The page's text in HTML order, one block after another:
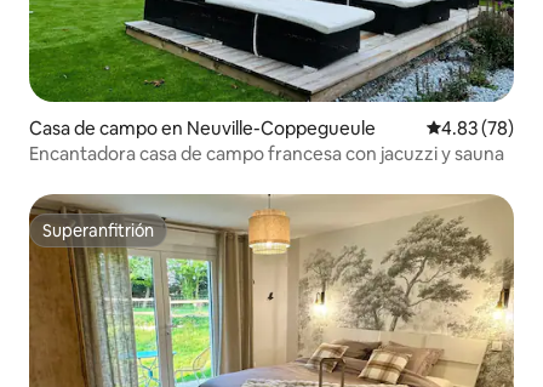
Casa de campo en Neuville-Coppegueule Calificación
4.83 (78)
Encantadora casa de campo francesa con jacuzzi y sauna
Superanfitrión
Superanfitrión